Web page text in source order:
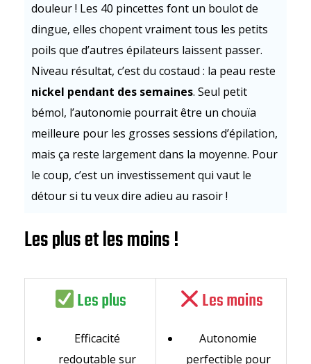
douleur ! Les 40 pincettes font un boulot de
dingue, elles chopent vraiment tous les petits
poils que d’autres épilateurs laissent passer.
Niveau résultat, c’est du costaud : la peau reste
nickel pendant des semaines. Seul petit
bémol, l’autonomie pourrait être un chouïa
meilleure pour les grosses sessions d’épilation,
mais ça reste largement dans la moyenne. Pour
le coup, c’est un investissement qui vaut le
détour si tu veux dire adieu au rasoir !
Les plus et les moins !
Les plus
Efficacité
redoutable sur
Les moins
Autonomie
perfectible pour